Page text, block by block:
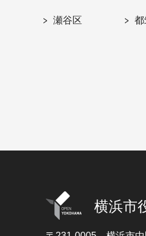
瀬谷区 都
横浜市